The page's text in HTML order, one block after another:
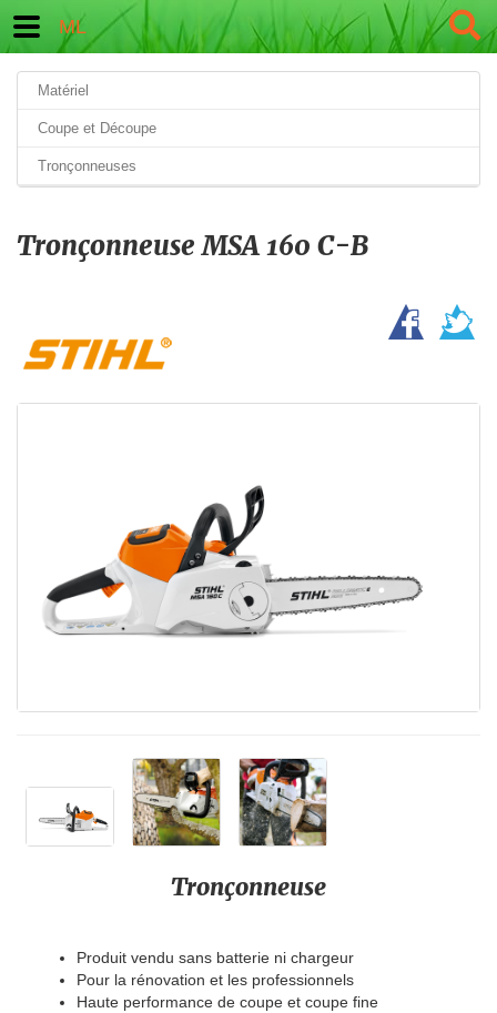
ML
Matériel
Coupe et Découpe
Tronçonneuses
Tronçonneuse MSA 160 C-B
Tronçonneuse
Produit vendu sans batterie ni chargeur
Pour la rénovation et les professionnels
Haute performance de coupe et coupe fine